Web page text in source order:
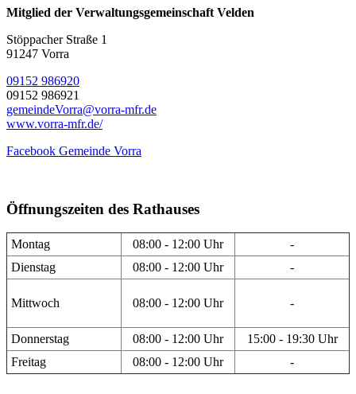
Mitglied der Verwaltungsgemeinschaft Velden
Stöppacher Straße 1
91247 Vorra
09152 986920
09152 986921
gemeindeVorra@vorra-mfr.de
www.vorra-mfr.de/
Facebook Gemeinde Vorra
Öffnungszeiten des Rathauses
Montag 08:00 - 12:00 Uhr
-
Dienstag
08:00 - 12:00 Uhr -
Mittwoch 08:00 - 12:00 Uhr -
Donnerstag 08:00 - 12:00 Uhr
15:00 - 19:30 Uhr
Freitag
08:00 - 12:00 Uhr -